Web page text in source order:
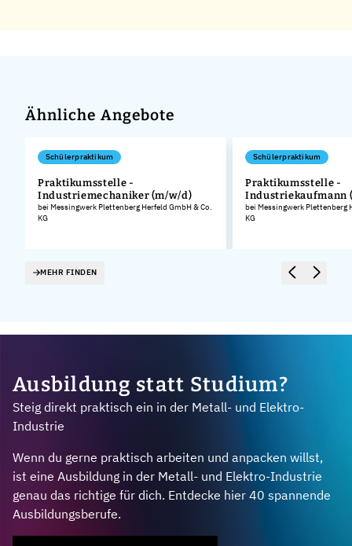
Ähnliche Angebote
Schülerpraktikum
Praktikumsstelle -
Industriemechaniker (m/w/d)
bei Messingwerk Plettenberg Herfeld GmbH & Co.
KG
Schülerpraktikum
Praktikumsstelle -
Industriekaufmann
bei Messingwerk Plettenberg
KG
MEHR FINDEN
Ausbildung statt Studium?
Steig direkt praktisch ein in der Metall- und Elektro-
Industrie
Wenn du gerne praktisch arbeiten und anpacken willst,
ist eine Ausbildung in der Metall- und Elektro-Industrie
genau das richtige für dich. Entdecke hier 40 spannende
Ausbildungsberufe.